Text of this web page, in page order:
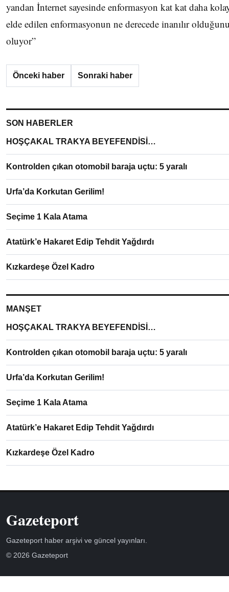
yandan İnternet sayesinde enformasyon kat kat daha
elde edilen enformasyonun ne derecede inanılır
oluyor”
Önceki haber Sonraki haber
SON HABERLER
HOŞÇAKAL TRAKYA BEYEFENDİSİ…
Kontrolden çıkan otomobil baraja uçtu: 5 yaralı
Urfa’da Korkutan Gerilim!
Seçime 1 Kala Atama
Atatürk’e Hakaret Edip Tehdit Yağdırdı
Kızkardeşe Özel Kadro
MANŞET
HOŞÇAKAL TRAKYA BEYEFENDİSİ…
Kontrolden çıkan otomobil baraja uçtu: 5 yaralı
Urfa’da Korkutan Gerilim!
Seçime 1 Kala Atama
Atatürk’e Hakaret Edip Tehdit Yağdırdı
Kızkardeşe Özel Kadro
Gazeteport
Gazeteport haber arşivi ve güncel yayınları.
© 2026 Gazeteport